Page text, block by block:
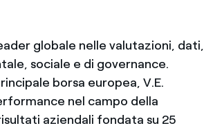
globale nelle valutazioni, dati,
sociale e di governance.
borsa europea, V.E.
nel campo della
aziendali fondata su 25